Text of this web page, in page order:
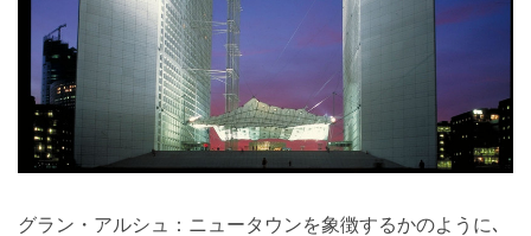
グラン・アルシュ：ニュータウンを象徴するかのように､